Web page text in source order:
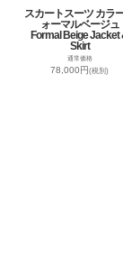
スカートスーツ カラ
ォーマルベージュ
Formal Beige Jacket
Skirt
通常価格
78,000円(税別)